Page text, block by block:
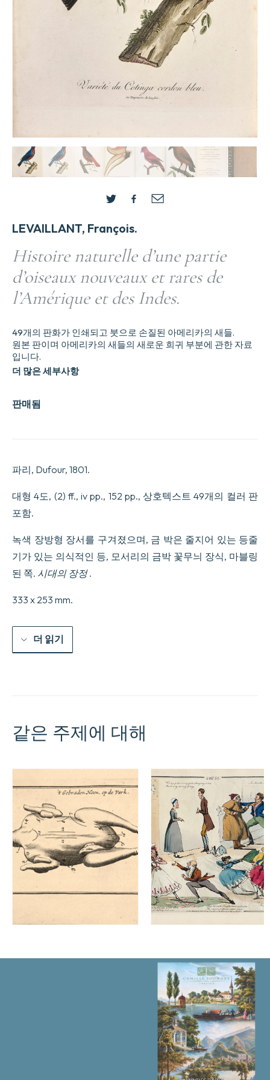
LEVAILLANT, François.
Histoire naturelle d’une partie
d’oiseaux nouveaux et rares de
l’Amérique et des Indes.
판매됨
49개의 판화가 인쇄되고 붓으로 손질된 아메리카의 새들.
원본 판이며 아메리카의 새들의 새로운 희귀 부분에 관한 자료
입니다.
더 많은 세부사항
파리, Dufour, 1801.
대형 4도, (2) ff., iv pp., 152 pp., 상호텍스트 49개의 컬러 판
포함.
녹색 장방형 장서를 구겨졌으며, 금 박은 줄지어 있는 등줄
기가 있는 의식적인 등, 모서리의 금박 꽃무늬 장식, 마블링
된 쪽. 시대의 장정.
333 x 253 mm.
더 읽기
같은 주제에 대해